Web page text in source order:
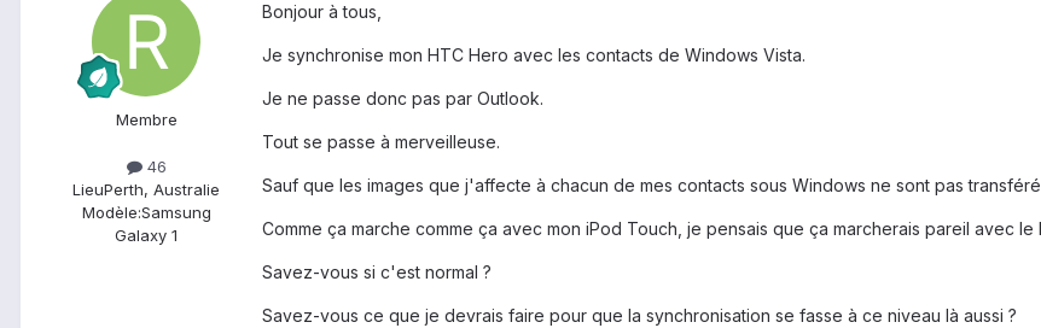
Membre
46
LieuPerth, Australie
Modèle:Samsung
Galaxy 1
Bonjour à tous,
Je synchronise mon HTC Hero avec les contacts de Windows Vista.
Je ne passe donc pas par Outlook.
Tout se passe à merveilleuse.
Sauf que les images que j'affecte à chacun de mes contacts sous Windows ne sont pas
Comme ça marche comme ça avec mon iPod Touch, je pensais que ça marcherais pareil avec le
Savez-vous si c'est normal ?
Savez-vous ce que je devrais faire pour que la synchronisation se fasse à ce niveau là aussi ?